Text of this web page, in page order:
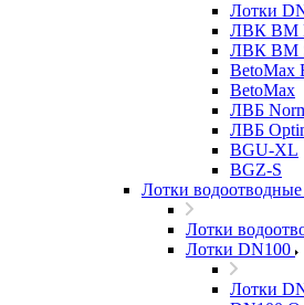
Лотки
ЛВК ВМ
ЛВК ВМ
BetoMax
BetoMax
ЛВБ
ЛВБ
BGU-XL
BGZ-S
Лотки
Лотки
Лотки DN100
Лотки